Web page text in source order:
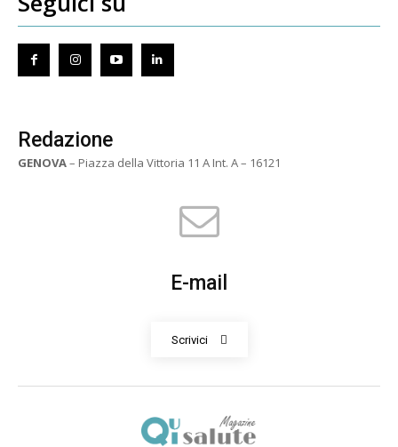
Redazione
GENOVA– Piazza della Vittoria 11 A Int. A – 16121
E-mail
Scrivici